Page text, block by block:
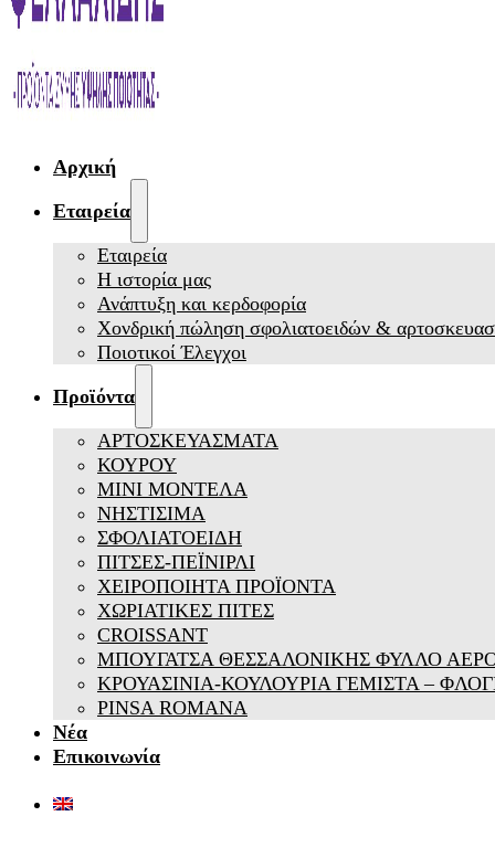
Αρχική
Εταιρεία
Εταιρεία
Η ιστορία μας
Ανάπτυξη και κερδοφορία
Χονδρική πώληση σφολιατοειδών &
Ποιοτικοί Έλεγχοι
Προϊόντα
ΑΡΤΟΣΚΕΥΑΣΜΑΤΑ
ΚΟΥΡΟΥ
ΜΙΝΙ ΜΟΝΤΕΛΑ
ΝΗΣΤΙΣΙΜΑ
ΣΦΟΛΙΑΤΟΕΙΔΗ
ΠΙΤΣΕΣ-ΠΕΪΝΙΡΛΙ
ΧΕΙΡΟΠΟΙΗΤΑ ΠΡΟΪΟΝΤΑ
ΧΩΡΙΑΤΙΚΕΣ ΠΙΤΕΣ
CROISSANT
ΜΠΟΥΓΑΤΣΑ ΘΕΣΣΑΛΟΝΙΚΗΣ ΦΥΛΛΟ
ΚΡΟΥΑΣΙΝΙΑ-ΚΟΥΛΟΥΡΙΑ ΓΕΜΙΣΤΑ –
PINSA ROMANA
Νέα
Επικοινωνία